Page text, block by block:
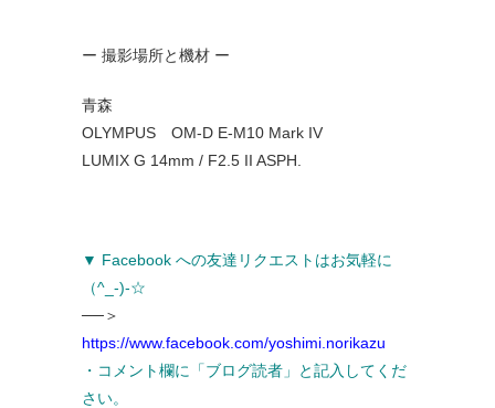
ー 撮影場所と機材 ー
青森
OLYMPUS OM-D E-M10 Mark IV
LUMIX G 14mm / F2.5 II ASPH.
▼ Facebook への友達リクエストはお気軽に
（^_-)-☆
──＞
https://www.facebook.com/yoshimi.norikazu
・コメント欄に「ブログ読者」と記入してくだ
さい。